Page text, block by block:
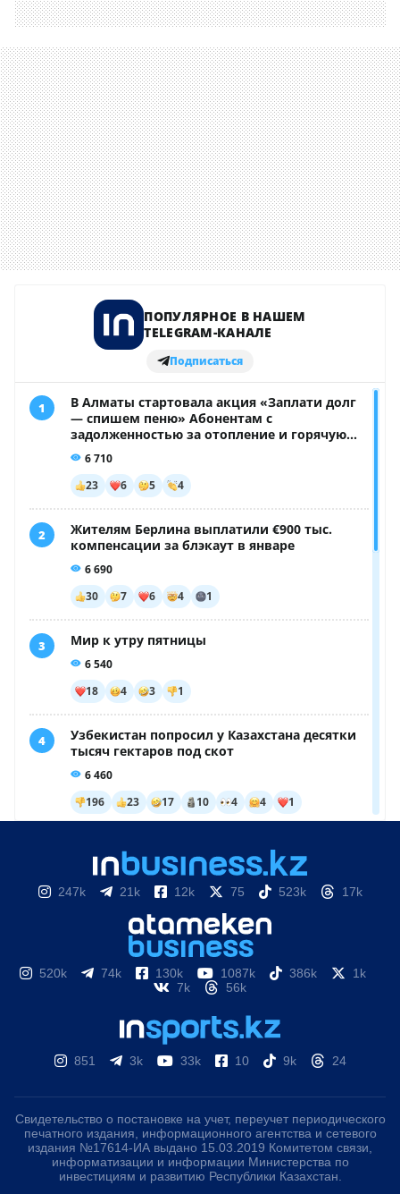
247k 21k 12k 75 523k 17k
520k 74k 130k 1087k 386k
1k
7k
56k
851 3k 33k 10 9k 24
Свидетельство о постановке на учет, переучет периодического
печатного издания, информационного агентства и сетевого
издания №17614-ИА выдано 15.03.2019 Комитетом связи,
информатизации и информации Министерства по
инвестициям и развитию Республики Казахстан.